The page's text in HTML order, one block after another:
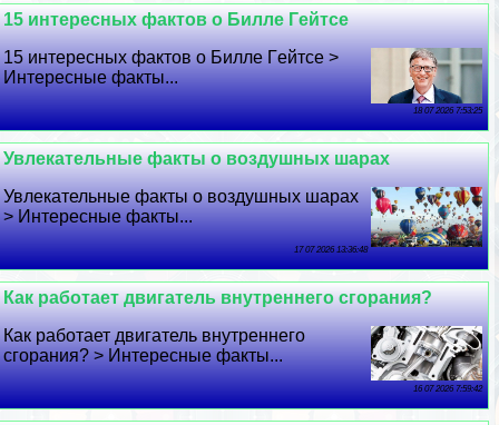
15 интересных фактов о Билле Гeйтсе
15 интересных фактов о Билле Гeйтсе >
Интересные факты...
18 07 2026 7:53:25
Увлекательные факты о воздушных шарах
Увлекательные факты о воздушных шарах
> Интересные факты...
17 07 2026 13:36:48
Как работает двигатель внутреннего сгорания?
Как работает двигатель внутреннего
сгорания? > Интересные факты...
16 07 2026 7:59:42